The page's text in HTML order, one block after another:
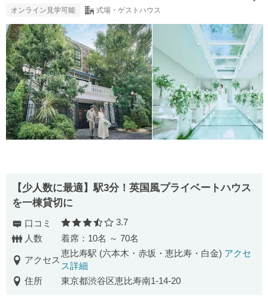
オンライン見学可能 式場・ゲストハウス
【少人数に最適】駅3分！英国風プライベートハウス
を一棟貸切に
口コミ 口コミ評価
3.7
人数
着席：10名 ～ 70名
アクセス
恵比寿駅 (六本木・赤坂・恵比寿・白金) アクセ
ス詳細
住所
東京都渋谷区恵比寿南1-14-20